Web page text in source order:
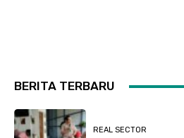
BERITA TERBARU
REAL SECTOR